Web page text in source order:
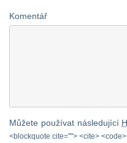
centrály, zde jde o zázemí,
propagaci a budouvání
Komentář
Můžete používat následující
<blockquote cite=""> <cite>